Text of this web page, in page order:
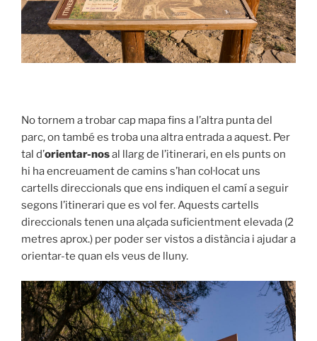
No tornem a trobar cap mapa fins a l’altra punta del
parc, on també es troba una altra entrada a aquest. Per
tal d’orientar-nosal llarg de l’itinerari, en els punts on
hi ha encreuament de camins s’han col·locat uns
cartells direccionals que ens indiquen el camí a seguir
segons l’itinerari que es vol fer. Aquests cartells
direccionals tenen una alçada suficientment elevada (2
metres aprox.) per poder ser vistos a distància i ajudar a
orientar-te quan els veus de lluny.